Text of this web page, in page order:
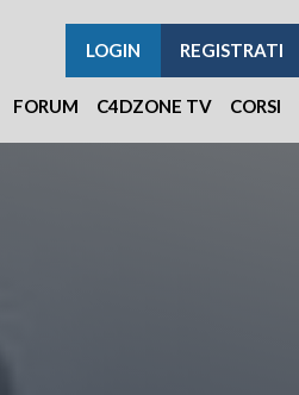
FORUM C4DZONE TV CORSI
REGISTRATI
LOGIN